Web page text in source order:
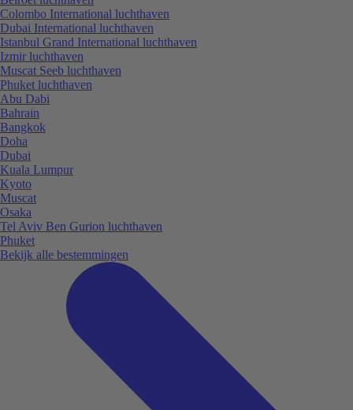
Colombo International luchthaven
Dubai International luchthaven
Istanbul Grand International luchthaven
Izmir luchthaven
Muscat Seeb luchthaven
Phuket luchthaven
Abu Dabi
Bahrain
Bangkok
Doha
Dubai
Kuala Lumpur
Kyoto
Muscat
Osaka
Tel Aviv Ben Gurion luchthaven
Phuket
Bekijk alle bestemmingen